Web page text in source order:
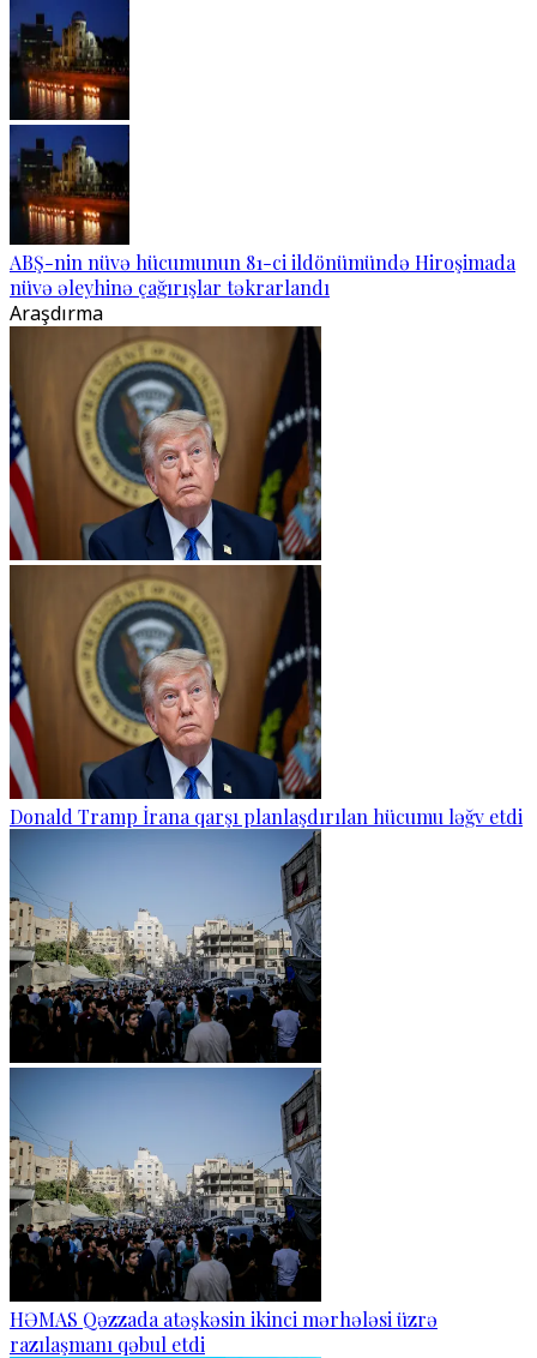
ABŞ-nin nüvə hücumunun 81-ci ildönümündə Hiroşimada
nüvə əleyhinə çağırışlar təkrarlandı
Araşdırma
Donald Tramp İrana qarşı planlaşdırılan hücumu ləğv etdi
HƏMAS Qəzzada atəşkəsin ikinci mərhələsi üzrə
razılaşmanı qəbul etdi